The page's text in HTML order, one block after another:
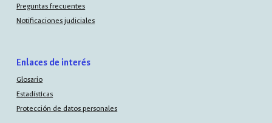
Preguntas frecuentes
Notificaciones judiciales
Enlaces de interés
Glosario
Estadísticas
Protección de datos personales